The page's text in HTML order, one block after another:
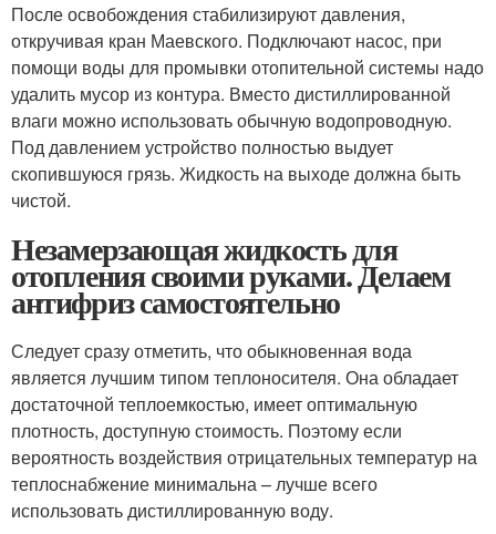
После освобождения стабилизируют давления,
откручивая кран Маевского. Подключают насос, при
помощи воды для промывки отопительной системы надо
удалить мусор из контура. Вместо дистиллированной
влаги можно использовать обычную водопроводную.
Под давлением устройство полностью выдует
скопившуюся грязь. Жидкость на выходе должна быть
чистой.
Незамерзающая жидкость для
отопления своими руками. Делаем
антифриз самостоятельно
Следует сразу отметить, что обыкновенная вода
является лучшим типом теплоносителя. Она обладает
достаточной теплоемкостью, имеет оптимальную
плотность, доступную стоимость. Поэтому если
вероятность воздействия отрицательных температур на
теплоснабжение минимальна – лучше всего
использовать дистиллированную воду.